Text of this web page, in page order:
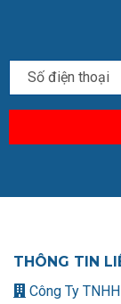
THÔNG TIN
Công Ty